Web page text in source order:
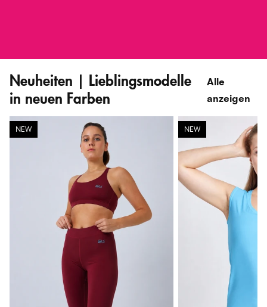
Neuheiten | Lieblingsmodelle
in neuen Farben
Alle
anzeigen
NEW NEW